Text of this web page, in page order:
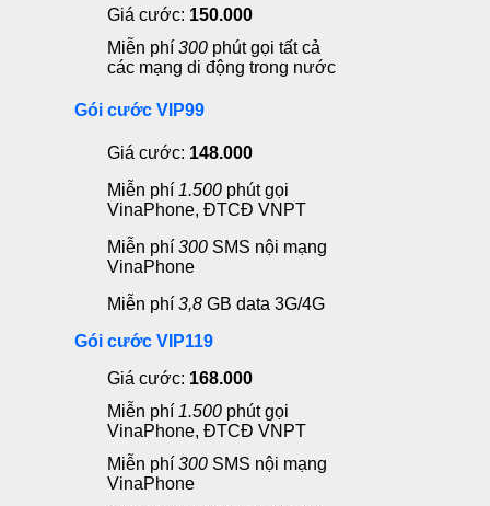
Giá cước: 150.000
Miễn phí 300 phút gọi tất cả
các mạng di động trong nước
Gói cước VIP99
Giá cước: 148.000
Miễn phí 1.500 phút gọi
VinaPhone, ĐTCĐ VNPT
Miễn phí 300 SMS nội mạng
VinaPhone
Miễn phí 3,8 GB data 3G/4G
Gói cước VIP119
Giá cước: 168.000
Miễn phí 1.500 phút gọi
VinaPhone, ĐTCĐ VNPT
Miễn phí 300 SMS nội mạng
VinaPhone